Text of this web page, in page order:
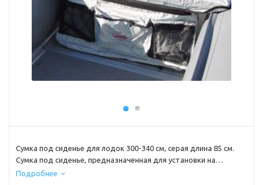
Сумка под сиденье для лодок 300-340 см, серая длина 85 см.
Сумка под сиденье, предназначенная для установки на
сиденье надувных лодок длиной 300-340 см, имеет мягкий
Подробнее